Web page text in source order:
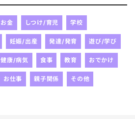
お金 しつけ/育児 学校
妊娠/出産 発達/発育 遊び/学び
健康/病気 食事 教育 おでかけ
お仕事 親子関係 その他